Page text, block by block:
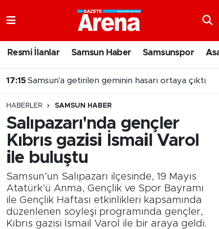
Resmi İlanlar Samsun Haber Samsunspor
17:15 Samsun'a getirilen geminin hasarı ortaya çıktı
HABERLER SAMSUN HABER
Salıpazarı'nda gençler
Kıbrıs gazisi İsmail Varol
ile buluştu
Samsun’un Salıpazarı ilçesinde, 19 Mayıs
Atatürk’ü Anma, Gençlik ve Spor Bayramı
ile Gençlik Haftası etkinlikleri kapsamında
düzenlenen söyleşi programında gençler,
Kıbrıs gazisi İsmail Varol ile bir araya geldi.
Samsun Namaz Vakitleri
Süper Lig Puan Durumu ve Fikstür
Tüm Manşetler
Son Dakika Haberleri
Haber Arşivi